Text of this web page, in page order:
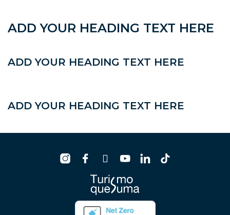
ADD YOUR HEADING TEXT HERE
ADD YOUR HEADING TEXT HERE
ADD YOUR HEADING TEXT HERE